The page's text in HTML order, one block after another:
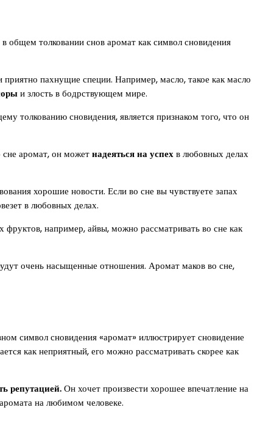
общем толковании снов аромат как символ сновидения
пахнущие специи. Например, масло, такое как масло
и злость в бодрствующем мире.
толкованию сновидения, является признаком того, что он
сне аромат, он можетнадеяться на успехв любовных делах
хорошие новости. Если во сне вы чувствуете запах
в любовных делах.
фруктов, например, айвы, можно рассматривать во сне как
очень насыщенные отношения. Аромат маков во сне,
символ сновидения «аромат» иллюстрирует сновидение
как неприятный, его можно рассматривать скорее как
репутацией.Он хочет произвести хорошее впечатление на
на любимом человеке.